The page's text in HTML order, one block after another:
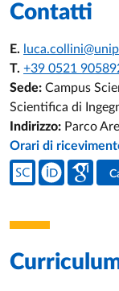
Contatti
E.
T. +39 0521
Sede: Campus
Scientifica di
Indirizzo: Parco
Orari di
Social del